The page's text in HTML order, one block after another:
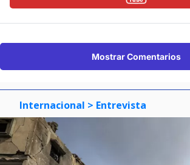
Mostrar Comentarios
Internacional > Entrevista